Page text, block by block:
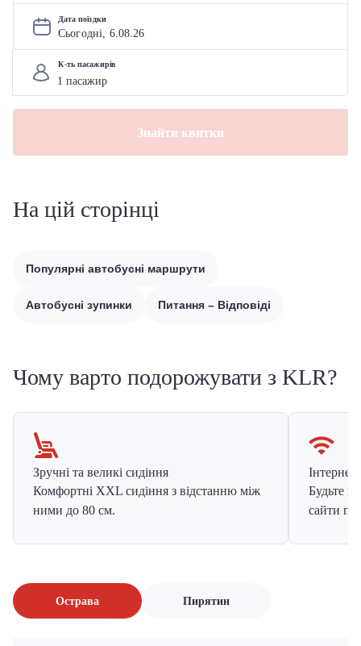
Дата поїздки
Сьогодні, 6.08.26
К-ть пасажирів
Знайти квитки
На цій сторінці
Популярні автобусні маршрути
Автобусні зупинки Питання – Відповіді
Чому варто подорожувати з KLR?
Зручні та великі сидіння
Комфортні XXL сидіння з відстанню між
ними до 80 см.
Інтернет
Будьте
сайти
Острава Пирятин